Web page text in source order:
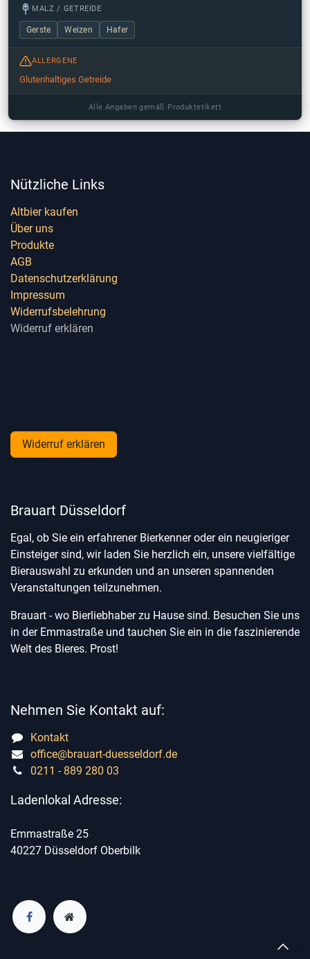
MALZ / GETREIDE
Gerste Weizen Hafer
ALLERGENE
Glutenhaltiges Getreide
Alle Angaben gemäß Produktetikett
Nützliche Links
Altbier kaufen
Über uns
Produkte
AGB
Datenschutzerklärung
Impressum
Widerrufsbelehrung
Widerruf erklären
Widerruf erklären
Brauart Düsseldorf
Egal, ob Sie ein erfahrener Bierkenner oder ein neugieriger
Einsteiger sind, wir laden Sie herzlich ein, unsere vielfältige
Bierauswahl zu erkunden und an unseren spannenden
Veranstaltungen teilzunehmen.
Brauart - wo Bierliebhaber zu Hause sind. Besuchen Sie uns
in der Emmastraße und tauchen Sie ein in die faszinierende
Welt des Bieres. Prost!
Nehmen Sie Kontakt auf:
Kontakt
office@brauart-duesseldorf.de
0211 - 889 280 03
Ladenlokal Adresse:
Emmastraße 25
40227 Düsseldorf Oberbilk